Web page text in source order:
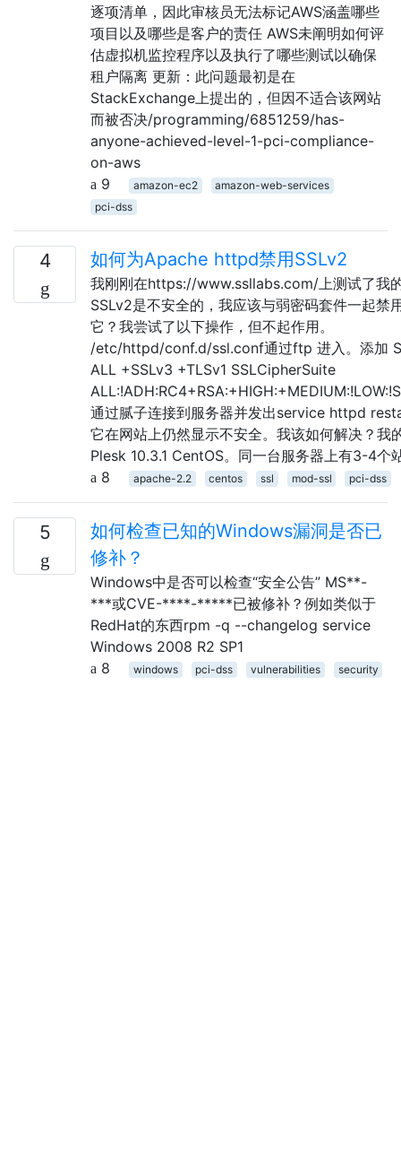
逐项清单，因此审核员无法标记AWS涵盖哪些
项目以及哪些是客户的责任 AWS未阐明如何评
估虚拟机监控程序以及执行了哪些测试以确保
租户隔离 更新：此问题最初是在
StackExchange上提出的，但因不适合该网站
而被否决/programming/6851259/has-
anyone-achieved-level-1-pci-compliance-
on-aws
9
amazon-ec2
amazon-web-services
pci-dss
4 如何为Apache httpd禁用SSLv2
我刚刚在https://www.ssllabs.com/上测试了我
SSLv2是不安全的，我应该与弱密码套件一起禁
它？我尝试了以下操作，但不起作用。
/etc/httpd/conf.d/ssl.conf通过ftp 进入。添加
ALL +SSLv3 +TLSv1 SSLCipherSuite
通过腻子连接到服务器并发出service httpd
它在网站上仍然显示不安全。我该如何解决？我
Plesk 10.3.1 CentOS。同一台服务器上有3-4个
8
apache-2.2 centos ssl mod-ssl pci-dss
5
如何检查已知的Windows漏洞是否已
修补？
Windows中是否可以检查“安全公告” MS**-
***或CVE-****-*****已被修补？例如类似于
RedHat的东西rpm -q --changelog service
Windows 2008 R2 SP1
8
windows pci-dss vulnerabilities security